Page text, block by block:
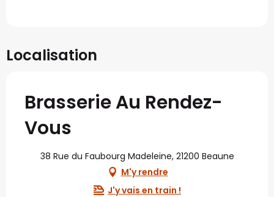
Localisation
Brasserie Au Rendez-
Vous
38 Rue du Faubourg Madeleine, 21200 Beaune
M'y rendre
J'y vais en train !